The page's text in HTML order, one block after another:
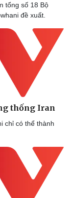
tổng số 18 Bộ
đề xuất.
thống Iran
chỉ có thể thành